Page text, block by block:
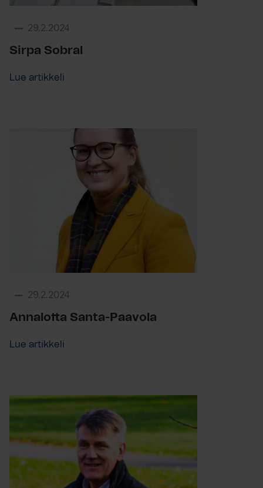
29.2.2024
Sirpa Sobral
Lue artikkeli
29.2.2024
Annalotta Santa-Paavola
Lue artikkeli